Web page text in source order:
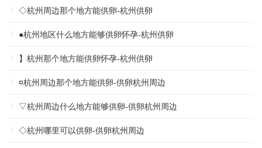
◇杭州周边那个地方能供卵-杭州供卵
●杭州地区什么地方能够供卵怀孕-杭州供卵
】杭州那个地方能供卵怀孕-杭州供卵
¤杭州周边那个地方能供卵-供卵杭州周边
▽杭州周边什么地方能够供卵-供卵杭州周边
◇杭州哪里可以供卵-供卵杭州周边